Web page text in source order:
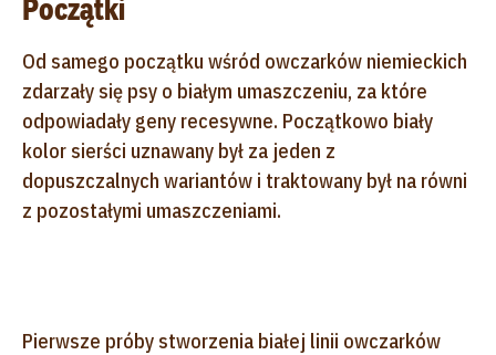
Początki
Od samego początku wśród owczarków niemieckich
zdarzały się psy o białym umaszczeniu, za które
odpowiadały geny recesywne. Początkowo biały
kolor sierści uznawany był za jeden z
dopuszczalnych wariantów i traktowany był na równi
z pozostałymi umaszczeniami.
Pierwsze próby stworzenia białej linii owczarków